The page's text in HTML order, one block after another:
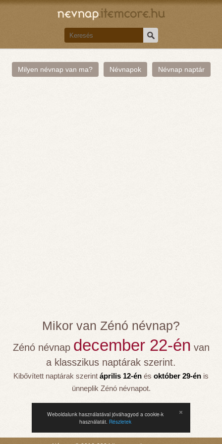
Weboldalunk használatával jóváhagyod a cookie-k
használatát. Részletek
Milyen névnap van ma? Névnapok Névnap naptár
Mikor van Zénó névnap?
Zénó névnap december 22-én van
a klasszikus naptárak szerint.
Kibővített naptárak szerint április 12-én és október 29-én is
ünneplik Zénó névnapot.